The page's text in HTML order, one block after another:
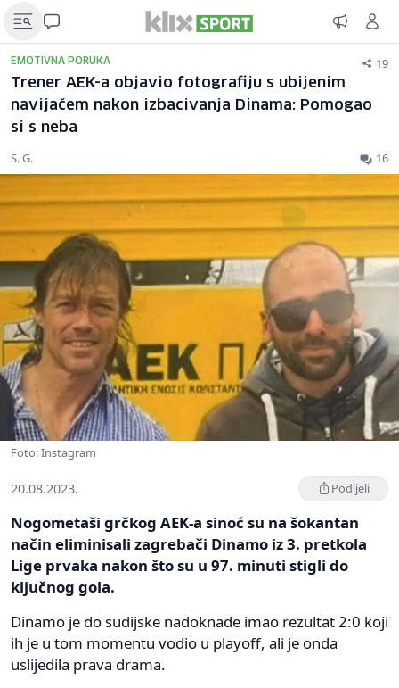
EMOTIVNA PORUKA 19
Trener AEK-a objavio fotografiju s ubijenim
navijačem nakon izbacivanja Dinama: Pomogao
si s neba
S. G. 16
Foto: Instagram
20.08.2023. Podijeli
Nogometaši grčkog AEK-a sinoć su na šokantan
način eliminisali zagrebači Dinamo iz 3. pretkola
Lige prvaka nakon što su u 97. minuti stigli do
ključnog gola.
Dinamo je do sudijske nadoknade imao rezultat 2:0 koji
ih je u tom momentu vodio u playoff, ali je onda
uslijedila prava drama.